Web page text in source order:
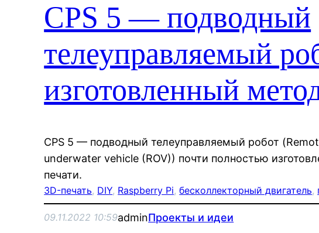
CPS 5 — подводный
телеуправляемый
изготовленный
CPS 5 — подводный телеуправляемый робот
underwater vehicle (ROV)) почти полностью
печати.
3D-печать, DIY, Raspberry Pi, бесколлекторный двигатель,
09.11.2022 10:59adminПроекты и идеи